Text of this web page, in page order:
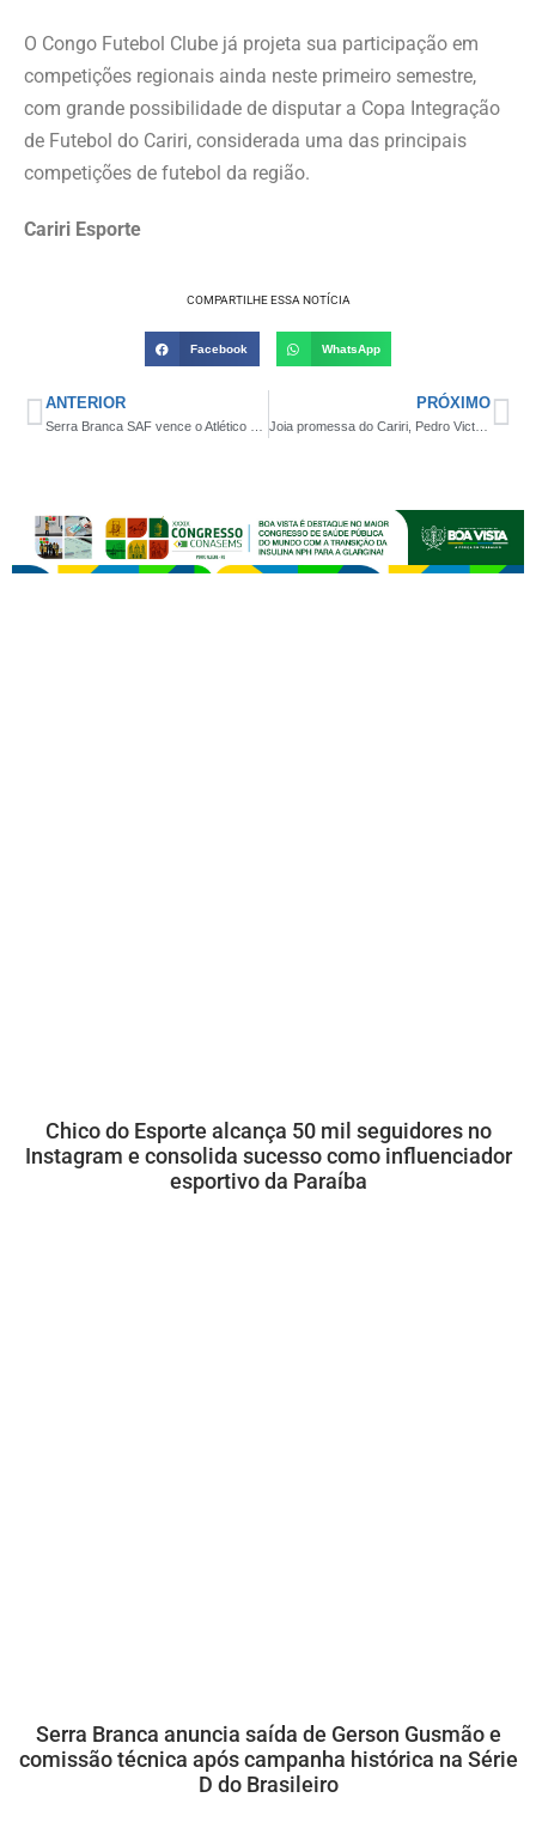
O Congo Futebol Clube já projeta sua participação em
competições regionais ainda neste primeiro semestre,
com grande possibilidade de disputar a Copa Integração
de Futebol do Cariri, considerada uma das principais
competições de futebol da região.
Cariri Esporte
COMPARTILHE ESSA NOTÍCIA
Facebook WhatsApp
ANTERIOR PRÓXIMO
Joia promessa do Cariri, Pedro Victor entra, vira destaque e se consolida como aposta do Serra Branca SAF para 2026
Chico do Esporte alcança 50 mil seguidores no
Instagram e consolida sucesso como influenciador
esportivo da Paraíba
Serra Branca anuncia saída de Gerson Gusmão e
comissão técnica após campanha histórica na Série
D do Brasileiro